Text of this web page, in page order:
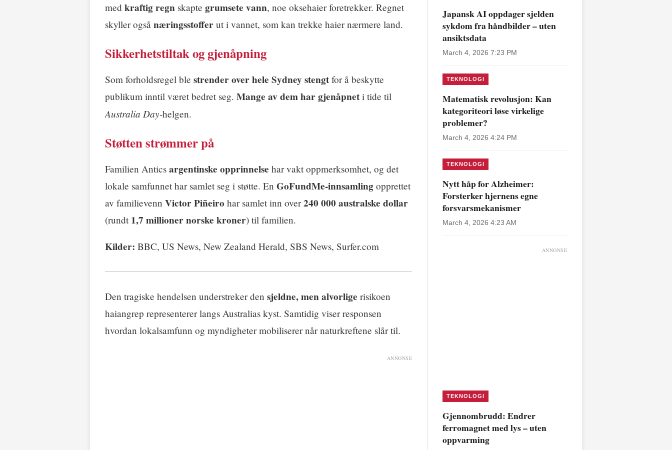
med kraftig regn skapte grumsete vann, noe oksehaier foretrekker. Regnet
skyller også næringsstoffer ut i vannet, som kan trekke haier nærmere land.
Sikkerhetstiltak og gjenåpning
Som forholdsregel ble strender over hele Sydney stengt for å beskytte
publikum inntil været bedret seg. Mange av dem har gjenåpnet i tide til
Australia Day-helgen.
Støtten strømmer på
Familien Antics argentinske opprinnelse har vakt oppmerksomhet, og det
lokale samfunnet har samlet seg i støtte. En GoFundMe-innsamling opprettet
av familievenn Victor Piñeiro har samlet inn over240 000 australske dollar
(rundt 1,7 millioner norske kroner) til familien.
Kilder: BBC, US News, New Zealand Herald, SBS News, Surfer.com
Den tragiske hendelsen understreker den sjeldne, men alvorlige risikoen
haiangrep representerer langs Australias kyst. Samtidig viser responsen
hvordan lokalsamfunn og myndigheter mobiliserer når naturkreftene slår til.
ANNONSE
Japansk AI oppdager sjelden
sykdom fra håndbilder – uten
ansiktsdata
March 4, 2026 7:23 PM
TEKNOLOGI
Matematisk revolusjon: Kan
kategoriteori løse virkelige
problemer?
March 4, 2026 4:24 PM
TEKNOLOGI
Nytt håp for Alzheimer:
Forsterker hjernens egne
forsvarsmekanismer
March 4, 2026 4:23 AM
ANNONSE
TEKNOLOGI
Gjennombrudd: Endrer
ferromagnet med lys – uten
oppvarming